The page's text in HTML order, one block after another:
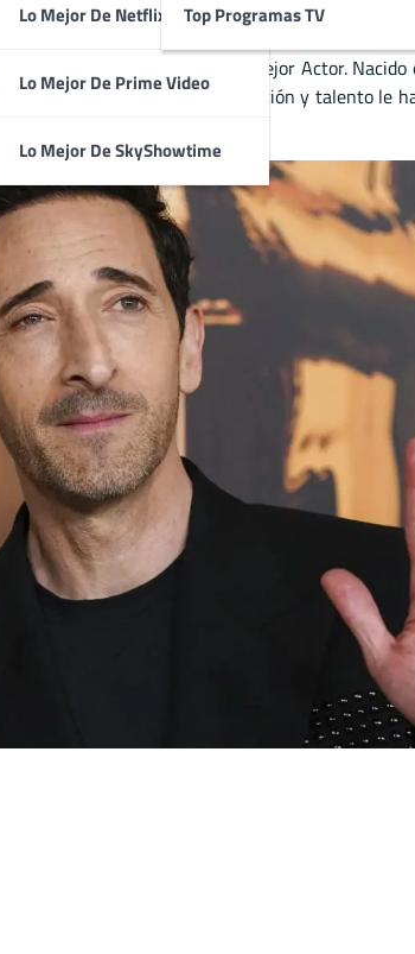
Lo Mejor De Netflix
Lo Mejor De Prime Video
Lo Mejor De SkyShowtime
Top Programas TV
, por el cual ganó el Oscar al Mejor Actor.
Grand Budapest Hotel. Su dedicación y talento le